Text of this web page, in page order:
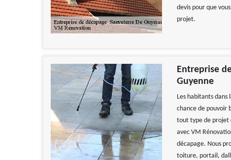
devis pour que
projet.
Entreprise
Guyenne
Les habitants dans
chance de pouvoir
tout type de projet
avec VM
décapage. Nous
toiture, portail,